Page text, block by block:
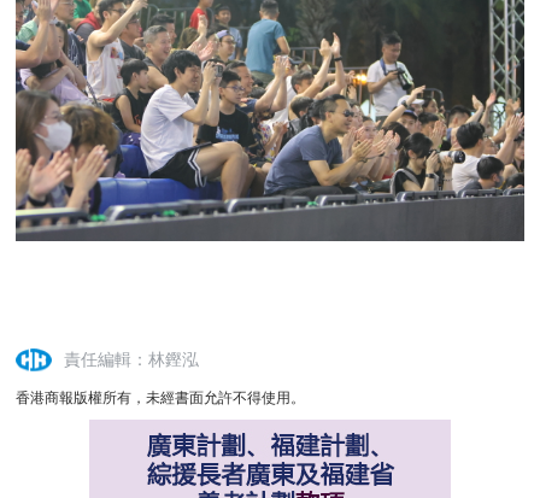
責任編輯：林鏗泓
香港商報版權所有，未經書面允許不得使用。